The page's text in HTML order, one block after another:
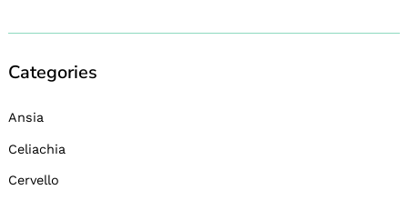
Categories
Ansia
Celiachia
Cervello